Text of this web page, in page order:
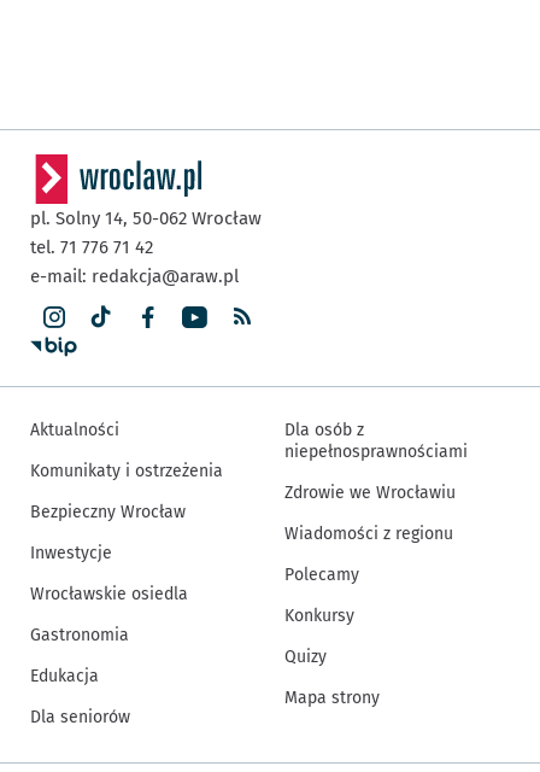
pl. Solny 14, 50-062 Wrocław
tel. 71 776 71 42
e-mail: redakcja@araw.pl
Aktualności
Komunikaty i ostrzeżenia
Bezpieczny Wrocław
Inwestycje
Wrocławskie osiedla
Gastronomia
Edukacja
Dla seniorów
Dla osób z
niepełnosprawnościami
Zdrowie we Wrocławiu
Wiadomości z regionu
Polecamy
Konkursy
Quizy
Mapa strony